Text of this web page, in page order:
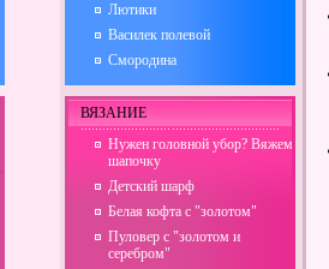
Лютики
Василек полевой
Смородина
ВЯЗАНИЕ
Нужен головной убор? Вяжем
шапочку
Детский шарф
Белая кофта с "золотом"
Пуловер с "золотом и
серебром"